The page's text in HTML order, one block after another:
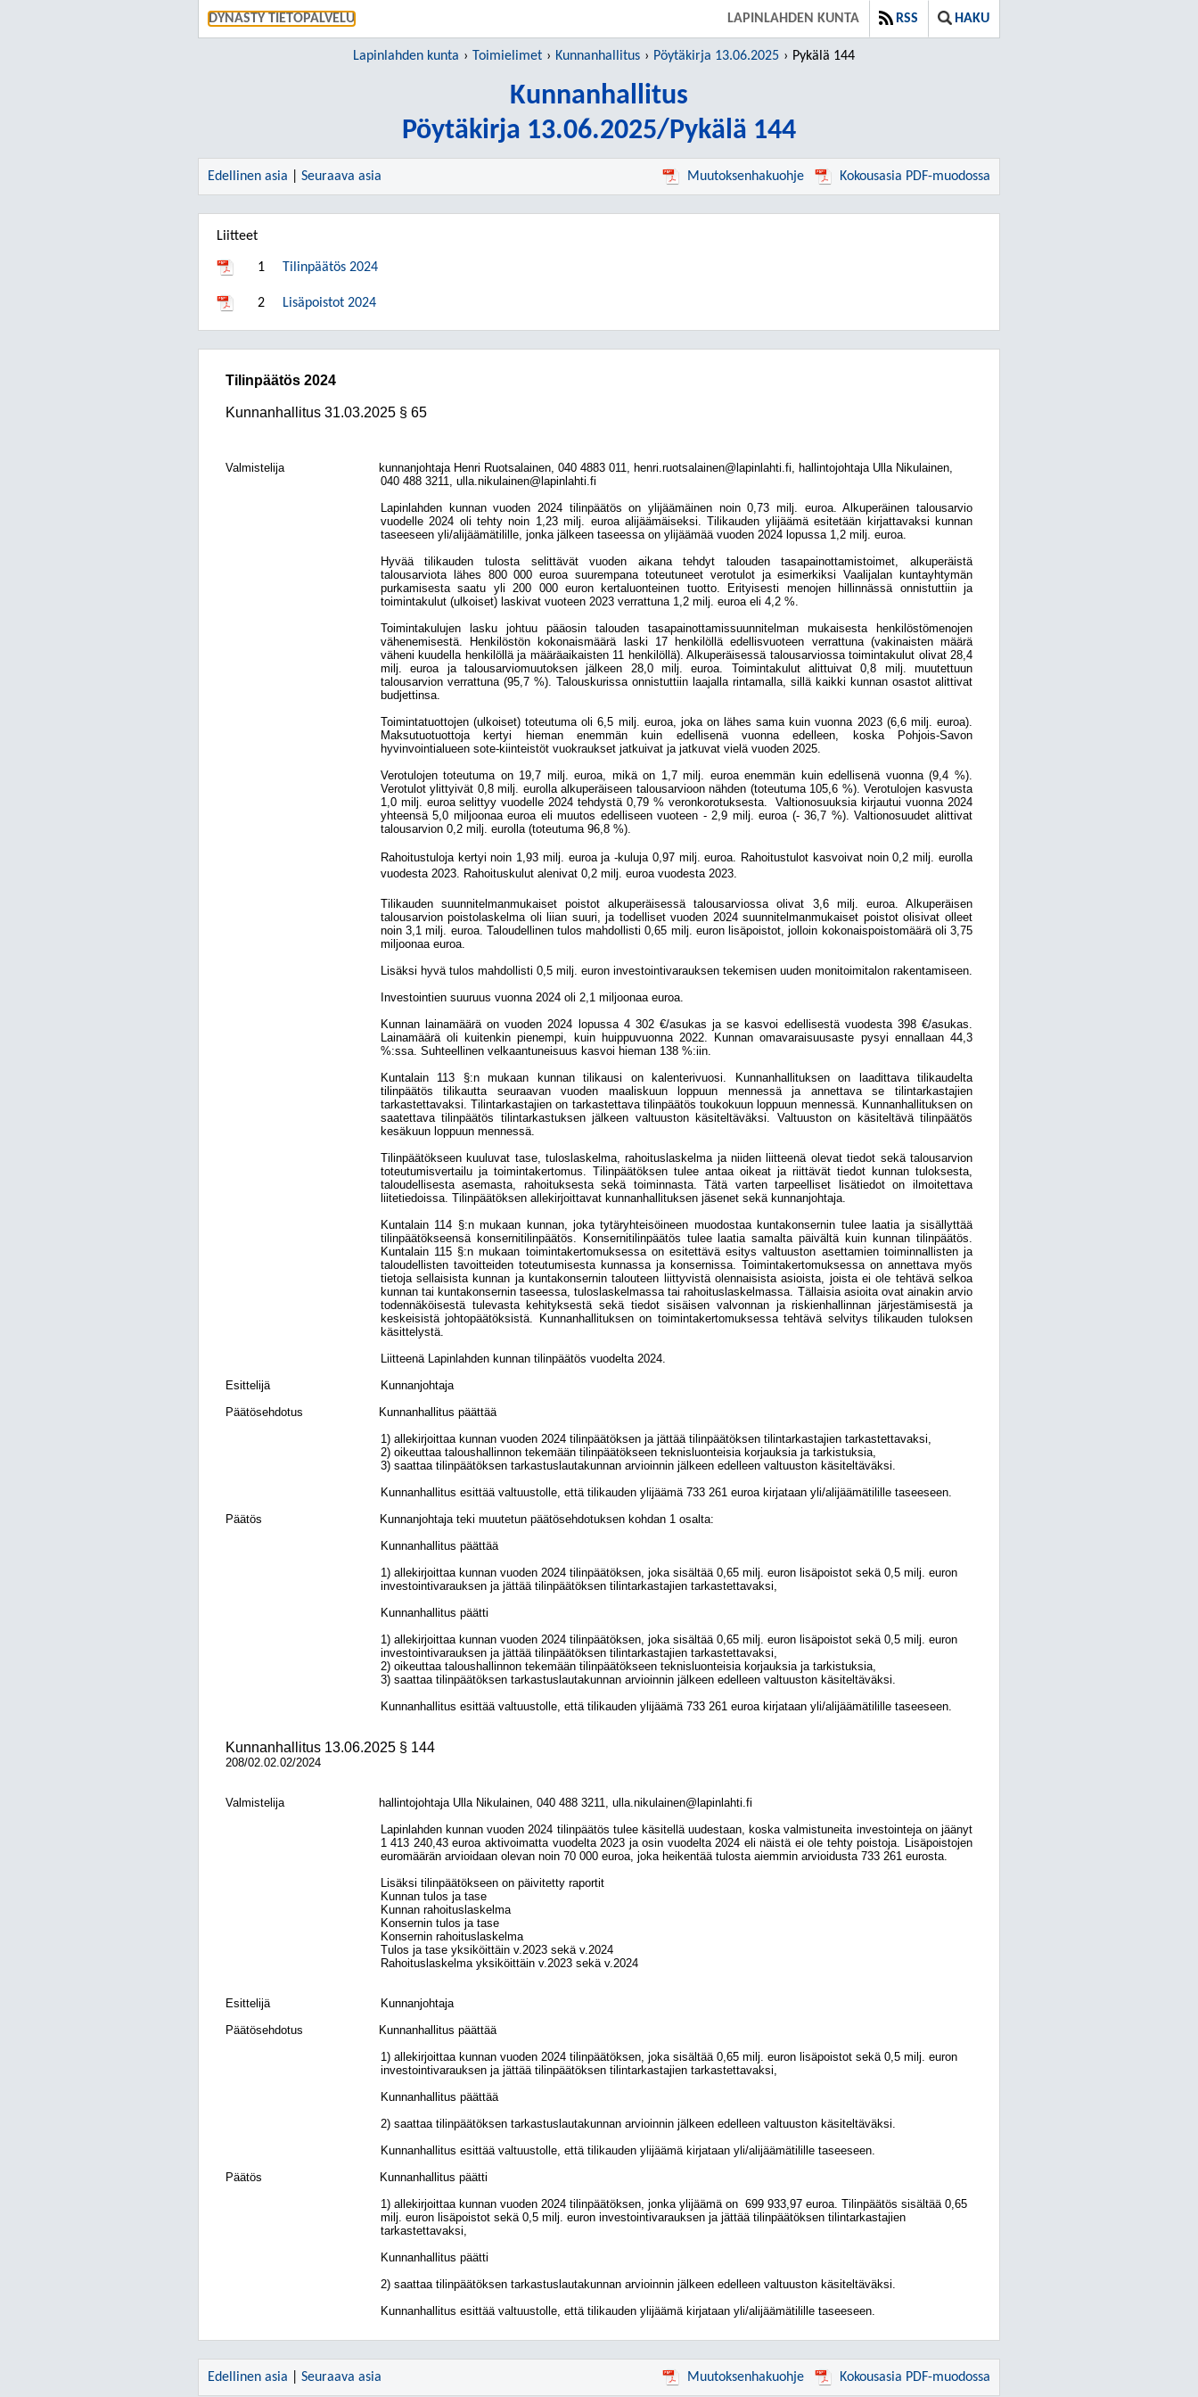
DYNASTY TIETOPALVELU LAPINLAHDEN KUNTA RSS HAKU
Lapinlahden kunta Toimielimet Kunnanhallitus Pöytäkirja 13.06.2025 Pykälä 144
Kunnanhallitus
Pöytäkirja 13.06.2025/Pykälä 144
Edellinen asia Seuraava asia Muutoksenhakuohje Kokousasia PDF-muodossa
Liitteet
1 Tilinpäätös 2024
2 Lisäpoistot 2024
Tilinpäätös 2024
Kunnanhallitus 31.03.2025 § 65
Valmistelija
kunnanjohtaja Henri Ruotsalainen, 040 4883 011, henri.ruotsalainen@lapinlahti.fi, hallintojohtaja Ulla Nikulainen,
040 488 3211, ulla.nikulainen@lapinlahti.fi
Lapinlahden kunnan vuoden 2024 tilinpäätös on ylijäämäinen noin 0,73 milj. euroa. Alkuperäinen talousarvio
vuodelle 2024 oli tehty noin 1,23 milj. euroa alijäämäiseksi. Tilikauden ylijäämä esitetään kirjattavaksi kunnan
taseeseen yli/alijäämätilille, jonka jälkeen taseessa on ylijäämää vuoden 2024 lopussa 1,2 milj. euroa.
Hyvää tilikauden tulosta selittävät vuoden aikana tehdyt talouden tasapainottamistoimet, alkuperäistä
talousarviota lähes 800 000 euroa suurempana toteutuneet verotulot ja esimerkiksi Vaalijalan kuntayhtymän
purkamisesta saatu yli 200 000 euron kertaluonteinen tuotto. Erityisesti menojen hillinnässä onnistuttiin ja
toimintakulut (ulkoiset) laskivat vuoteen 2023 verrattuna 1,2 milj. euroa eli 4,2 %.
Toimintakulujen lasku johtuu pääosin talouden tasapainottamissuunnitelman mukaisesta henkilöstömenojen
vähenemisestä. Henkilöstön kokonaismäärä laski 17 henkilöllä edellisvuoteen verrattuna (vakinaisten määrä
väheni kuudella henkilöllä ja määräaikaisten 11 henkilöllä). Alkuperäisessä talousarviossa toimintakulut olivat 28,4
milj. euroa ja talousarviomuutoksen jälkeen 28,0 milj. euroa. Toimintakulut alittuivat 0,8 milj. muutettuun
talousarvion verrattuna (95,7 %). Talouskurissa onnistuttiin laajalla rintamalla, sillä kaikki kunnan osastot alittivat
budjettinsa.
Toimintatuottojen (ulkoiset) toteutuma oli 6,5 milj. euroa, joka on lähes sama kuin vuonna 2023 (6,6 milj. euroa).
Maksutuotuottoja kertyi hieman enemmän kuin edellisenä vuonna edelleen, koska Pohjois-Savon
hyvinvointialueen sote-kiinteistöt vuokraukset jatkuivat ja jatkuvat vielä vuoden 2025.
Verotulojen toteutuma on 19,7 milj. euroa, mikä on 1,7 milj. euroa enemmän kuin edellisenä vuonna (9,4 %).
Verotulot ylittyivät 0,8 milj. eurolla alkuperäiseen talousarvioon nähden (toteutuma 105,6 %). Verotulojen kasvusta
1,0 milj. euroa selittyy vuodelle 2024 tehdystä 0,79 % veronkorotuksesta.
Valtionosuuksia kirjautui vuonna 2024
yhteensä 5,0 miljoonaa euroa eli muutos edelliseen vuoteen - 2,9 milj. euroa (- 36,7 %). Valtionosuudet alittivat
talousarvion 0,2 milj. eurolla (toteutuma 96,8 %).
Rahoitustuloja kertyi noin 1,93 milj. euroa ja -kuluja 0,97 milj. euroa. Rahoitustulot kasvoivat noin 0,2 milj. eurolla
vuodesta 2023. Rahoituskulut alenivat 0,2 milj. euroa vuodesta 2023.
Tilikauden suunnitelmanmukaiset poistot alkuperäisessä talousarviossa olivat 3,6 milj. euroa. Alkuperäisen
talousarvion poistolaskelma oli liian suuri, ja todelliset vuoden 2024 suunnitelmanmukaiset poistot olisivat olleet
noin 3,1 milj. euroa. Taloudellinen tulos mahdollisti 0,65 milj. euron lisäpoistot, jolloin kokonaispoistomäärä oli 3,75
miljoonaa euroa.
Lisäksi hyvä tulos mahdollisti 0,5 milj. euron investointivarauksen tekemisen uuden monitoimitalon rakentamiseen.
Investointien suuruus vuonna 2024 oli 2,1 miljoonaa euroa.
Kunnan lainamäärä on vuoden 2024 lopussa 4 302 €/asukas ja se kasvoi edellisestä vuodesta 398 €/asukas.
Lainamäärä oli kuitenkin pienempi, kuin huippuvuonna 2022. Kunnan omavaraisuusaste pysyi ennallaan 44,3
%:ssa. Suhteellinen velkaantuneisuus kasvoi hieman 138 %:iin.
Kuntalain 113 §:n mukaan kunnan tilikausi on kalenterivuosi. Kunnanhallituksen on laadittava tilikaudelta
tilinpäätös tilikautta seuraavan vuoden maaliskuun loppuun mennessä ja annettava se tilintarkastajien
tarkastettavaksi. Tilintarkastajien on tarkastettava tilinpäätös toukokuun loppuun mennessä. Kunnanhallituksen on
saatettava tilinpäätös tilintarkastuksen jälkeen valtuuston käsiteltäväksi. Valtuuston on käsiteltävä tilinpäätös
kesäkuun loppuun mennessä.
Tilinpäätökseen kuuluvat tase, tuloslaskelma, rahoituslaskelma ja niiden liitteenä olevat tiedot sekä talousarvion
toteutumisvertailu ja toimintakertomus. Tilinpäätöksen tulee antaa oikeat ja riittävät tiedot kunnan tuloksesta,
taloudellisesta asemasta, rahoituksesta sekä toiminnasta. Tätä varten tarpeelliset lisätiedot on ilmoitettava
liitetiedoissa. Tilinpäätöksen allekirjoittavat kunnanhallituksen jäsenet sekä kunnanjohtaja.
Kuntalain 114 §:n mukaan kunnan, joka tytäryhteisöineen muodostaa kuntakonsernin tulee laatia ja sisällyttää
tilinpäätökseensä konsernitilinpäätös. Konsernitilinpäätös tulee laatia samalta päivältä kuin kunnan tilinpäätös.
Kuntalain 115 §:n mukaan toimintakertomuksessa on esitettävä esitys valtuuston asettamien toiminnallisten ja
taloudellisten tavoitteiden toteutumisesta kunnassa ja konsernissa. Toimintakertomuksessa on annettava myös
tietoja sellaisista kunnan ja kuntakonsernin talouteen liittyvistä olennaisista asioista, joista ei ole tehtävä selkoa
kunnan tai kuntakonsernin taseessa, tuloslaskelmassa tai rahoituslaskelmassa. Tällaisia asioita ovat ainakin arvio
todennäköisestä tulevasta kehityksestä sekä tiedot sisäisen valvonnan ja riskienhallinnan järjestämisestä ja
keskeisistä johtopäätöksistä. Kunnanhallituksen on toimintakertomuksessa tehtävä selvitys tilikauden tuloksen
käsittelystä.
Liitteenä Lapinlahden kunnan tilinpäätös vuodelta 2024.
Esittelijä
Kunnanjohtaja
Päätösehdotus
Kunnanhallitus päättää
1) allekirjoittaa kunnan vuoden 2024 tilinpäätöksen ja jättää tilinpäätöksen tilintarkastajien tarkastettavaksi,
2) oikeuttaa taloushallinnon tekemään tilinpäätökseen teknisluonteisia korjauksia ja tarkistuksia,
3) saattaa tilinpäätöksen tarkastuslautakunnan arvioinnin jälkeen edelleen valtuuston käsiteltäväksi.
Kunnanhallitus esittää valtuustolle, että tilikauden ylijäämä 733 261 euroa kirjataan yli/alijäämätilille taseeseen.
Päätös
Kunnanjohtaja teki muutetun päätösehdotuksen kohdan 1 osalta:
Kunnanhallitus päättää
1) allekirjoittaa kunnan vuoden 2024 tilinpäätöksen, joka sisältää 0,65 milj. euron lisäpoistot sekä 0,5 milj. euron
investointivarauksen ja jättää tilinpäätöksen tilintarkastajien tarkastettavaksi,
Kunnanhallitus päätti
1) allekirjoittaa kunnan vuoden 2024 tilinpäätöksen, joka sisältää 0,65 milj. euron lisäpoistot sekä 0,5 milj. euron
investointivarauksen ja jättää tilinpäätöksen tilintarkastajien tarkastettavaksi,
2) oikeuttaa taloushallinnon tekemään tilinpäätökseen teknisluonteisia korjauksia ja tarkistuksia,
3) saattaa tilinpäätöksen tarkastuslautakunnan arvioinnin jälkeen edelleen valtuuston käsiteltäväksi.
Kunnanhallitus esittää valtuustolle, että tilikauden ylijäämä 733 261 euroa kirjataan yli/alijäämätilille taseeseen.
Kunnanhallitus 13.06.2025 § 144
208/02.02.02/2024
Valmistelija
hallintojohtaja Ulla Nikulainen, 040 488 3211, ulla.nikulainen@lapinlahti.fi
Lapinlahden kunnan vuoden 2024 tilinpäätös tulee käsitellä uudestaan, koska valmistuneita investointeja on jäänyt
1 413 240,43 euroa aktivoimatta vuodelta 2023 ja osin vuodelta 2024 eli näistä ei ole tehty poistoja. Lisäpoistojen
euromäärän arvioidaan olevan noin 70 000 euroa, joka heikentää tulosta aiemmin arvioidusta 733 261 eurosta.
Lisäksi tilinpäätökseen on päivitetty raportit
Kunnan tulos ja tase
Kunnan rahoituslaskelma
Konsernin tulos ja tase
Konsernin rahoituslaskelma
Tulos ja tase yksiköittäin v.2023 sekä v.2024
Rahoituslaskelma yksiköittäin v.2023 sekä v.2024
Esittelijä
Kunnanjohtaja
Päätösehdotus
Kunnanhallitus päättää
1) allekirjoittaa kunnan vuoden 2024 tilinpäätöksen, joka sisältää 0,65 milj. euron lisäpoistot sekä 0,5 milj. euron
investointivarauksen ja jättää tilinpäätöksen tilintarkastajien tarkastettavaksi,
Kunnanhallitus päättää
2) saattaa tilinpäätöksen tarkastuslautakunnan arvioinnin jälkeen edelleen valtuuston käsiteltäväksi.
Kunnanhallitus esittää valtuustolle, että tilikauden ylijäämä kirjataan yli/alijäämätilille taseeseen.
Päätös
Kunnanhallitus päätti
1) allekirjoittaa kunnan vuoden 2024 tilinpäätöksen, jonka ylijäämä on 699 933,97 euroa. Tilinpäätös sisältää 0,65
milj. euron lisäpoistot sekä 0,5 milj. euron investointivarauksen ja jättää tilinpäätöksen tilintarkastajien
tarkastettavaksi,
Kunnanhallitus päätti
2) saattaa tilinpäätöksen tarkastuslautakunnan arvioinnin jälkeen edelleen valtuuston käsiteltäväksi.
Kunnanhallitus esittää valtuustolle, että tilikauden ylijäämä kirjataan yli/alijäämätilille taseeseen.
Edellinen asia Seuraava asia Muutoksenhakuohje Kokousasia PDF-muodossa